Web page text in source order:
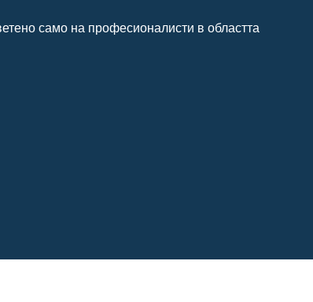
само на професионалисти в областта